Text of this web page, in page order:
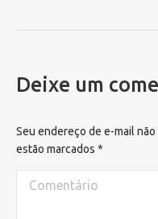
Deixe um
Seu endereço de e-mail
estão marcados *
Comentário